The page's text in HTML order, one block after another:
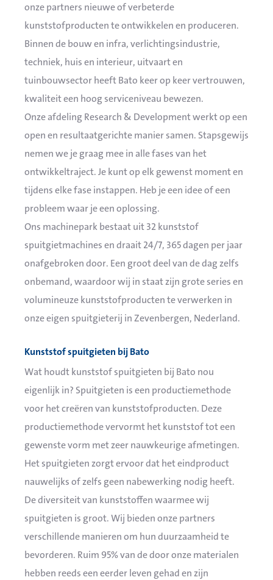
onze partners nieuwe of verbeterde
kunststofproducten te ontwikkelen en produceren.
Binnen de bouw en infra, verlichtingsindustrie,
techniek, huis en interieur, uitvaart en
tuinbouwsector heeft Bato keer op keer vertrouwen,
kwaliteit een hoog serviceniveau bewezen.
Onze afdeling Research & Development werkt op een
open en resultaatgerichte manier samen. Stapsgewijs
nemen we je graag mee in alle fases van het
ontwikkeltraject. Je kunt op elk gewenst moment en
tijdens elke fase instappen. Heb je een idee of een
probleem waar je een oplossing.
Ons machinepark bestaat uit 32 kunststof
spuitgietmachines en draait 24/7, 365 dagen per jaar
onafgebroken door. Een groot deel van de dag zelfs
onbemand, waardoor wij in staat zijn grote series en
volumineuze kunststofproducten te verwerken in
onze eigen spuitgieterij in Zevenbergen, Nederland.
Kunststof spuitgieten bij Bato
Wat houdt kunststof spuitgieten bij Bato nou
eigenlijk in? Spuitgieten is een productiemethode
voor het creëren van kunststofproducten. Deze
productiemethode vervormt het kunststof tot een
gewenste vorm met zeer nauwkeurige afmetingen.
Het spuitgieten zorgt ervoor dat het eindproduct
nauwelijks of zelfs geen nabewerking nodig heeft.
De diversiteit van kunststoffen waarmee wij
spuitgieten is groot. Wij bieden onze partners
verschillende manieren om hun duurzaamheid te
bevorderen. Ruim 95% van de door onze materialen
hebben reeds een eerder leven gehad en zijn